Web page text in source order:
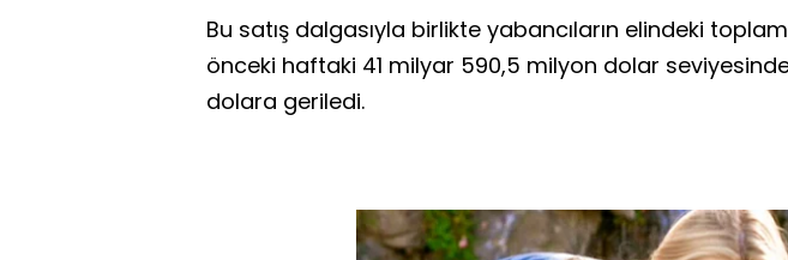
Bu satış dalgasıyla birlikte yabancıların elindeki
önceki haftaki 41 milyar 590,5 milyon dolar
dolara geriledi.